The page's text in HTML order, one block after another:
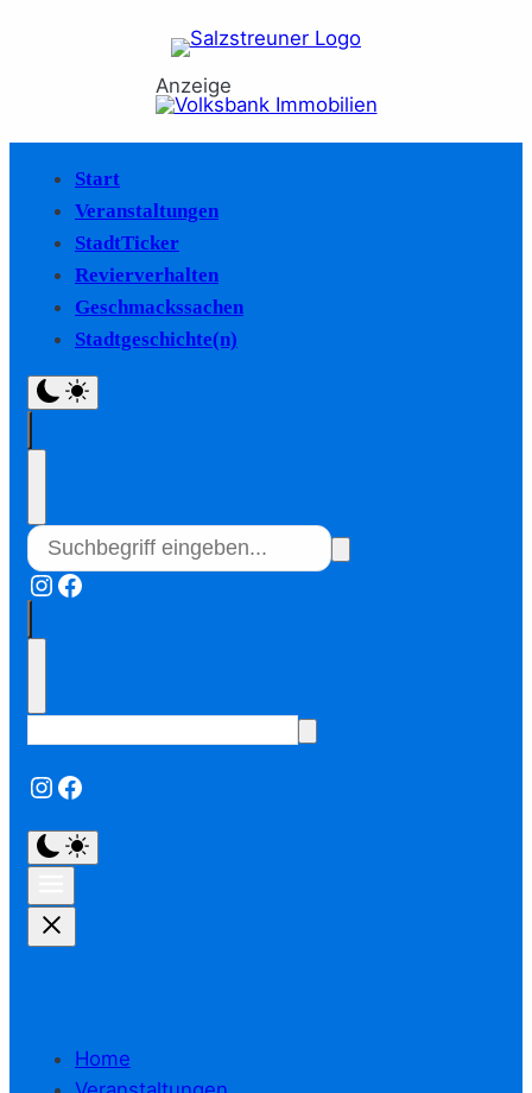
Anzeige
Start
Veranstaltungen
StadtTicker
Revierverhalten
Geschmackssachen
Stadtgeschichte(n)
Instagram
Facebook
Instagram
Facebook
Home